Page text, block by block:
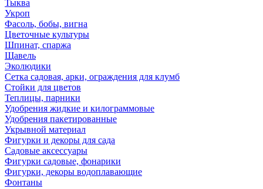
Тыква
Укроп
Фасоль, бобы, вигна
Цветочные культуры
Шпинат, спаржа
Щавель
Эколюдики
Сетка садовая, арки, ограждения для клумб
Стойки для цветов
Теплицы, парники
Удобрения жидкие и килограммовые
Удобрения пакетированные
Укрывной материал
Фигурки и декоры для сада
Садовые аксессуары
Фигурки садовые, фонарики
Фигурки, декоры водоплавающие
Фонтаны